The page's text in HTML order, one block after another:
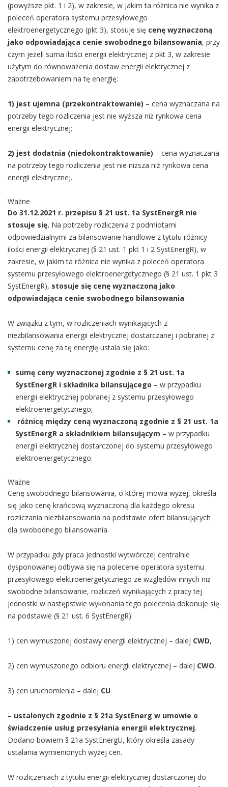
(powyższe pkt. 1 i 2), w zakresie, w jakim ta różnica nie wynika z
poleceń operatora systemu przesyłowego
elektroenergetycznego (pkt 3), stosuje się cenę wyznaczoną
jako odpowiadająca cenie swobodnego bilansowania, przy
czym jeżeli suma ilości energii elektrycznej z pkt 3, w zakresie
użytym do równoważenia dostaw energii elektrycznej z
zapotrzebowaniem na tę energię:
1) jest ujemna (przekontraktowanie) – cena wyznaczana na
potrzeby tego rozliczenia jest nie wyższa niż rynkowa cena
energii elektrycznej;
2) jest dodatnia (niedokontraktowanie) – cena wyznaczana
na potrzeby tego rozliczenia jest nie niższa niż rynkowa cena
energii elektrycznej.
Ważne
Do 31.12.2021 r. przepisu § 21 ust. 1a SystEnergR nie
stosuje się. Na potrzeby rozliczenia z podmiotami
odpowiedzialnymi za bilansowanie handlowe z tytułu różnicy
ilości energii elektrycznej (§ 21 ust. 1 pkt 1 i 2 SystEnergR), w
zakresie, w jakim ta różnica nie wynika z poleceń operatora
systemu przesyłowego elektroenergetycznego (§ 21 ust. 1 pkt 3
SystEnergR), stosuje się cenę wyznaczoną jako
odpowiadająca cenie swobodnego bilansowania.
W związku z tym, w rozliczeniach wynikających z
niezbilansowania energii elektrycznej dostarczanej i pobranej z
systemu cenę za tę energię ustala się jako:
sumę ceny wyznaczonej zgodnie z § 21 ust. 1a
SystEnergR i składnika bilansującego – w przypadku
energii elektrycznej pobranej z systemu przesyłowego
elektroenergetycznego;
różnicę między ceną wyznaczoną zgodnie z § 21 ust. 1a
SystEnergR a składnikiem bilansującym – w przypadku
energii elektrycznej dostarczonej do systemu przesyłowego
elektroenergetycznego.
Ważne
Cenę swobodnego bilansowania, o której mowa wyżej, określa
się jako cenę krańcową wyznaczoną dla każdego okresu
rozliczania niezbilansowania na podstawie ofert bilansujących
dla swobodnego bilansowania.
W przypadku gdy praca jednostki wytwórczej centralnie
dysponowanej odbywa się na polecenie operatora systemu
przesyłowego elektroenergetycznego ze względów innych niż
swobodne bilansowanie, rozliczeń wynikających z pracy tej
jednostki w następstwie wykonania tego polecenia dokonuje się
na podstawie (§ 21 ust. 6 SystEnergR):
1) cen wymuszonej dostawy energii elektrycznej – dalej CWD,
2) cen wymuszonego odbioru energii elektrycznej – dalej CWO,
3) cen uruchomienia – dalej CU
– ustalonych zgodnie z § 21a SystEnerg w umowie o
świadczenie usług przesyłania energii elektrycznej.
Dodano bowiem § 21a SystEnergU, który określa zasady
ustalania wymienionych wyżej cen.
W rozliczeniach z tytułu energii elektrycznej dostarczonej do